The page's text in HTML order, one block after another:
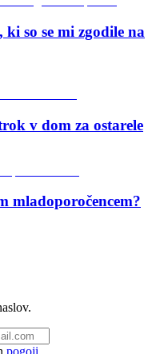
so se mi zgodile na
v dom za ostarele
mladoporočencem?